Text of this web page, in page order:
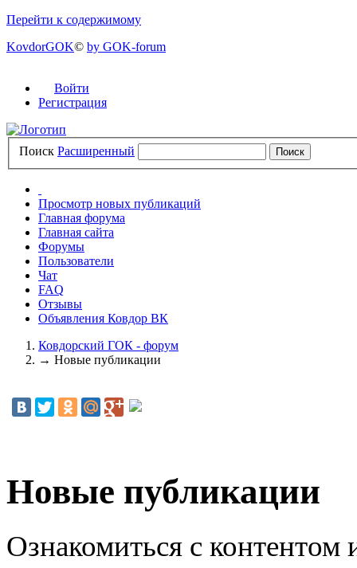
Перейти к содержимому
KovdorGOK© by GOK-forum
Войти
Регистрация
Поиск Расширенный
Просмотр новых публикаций
Главная форума
Главная сайта
Форумы
Пользователи
Чат
FAQ
Отзывы
Объявления Ковдор ВК
Ковдорский ГОК - форум
→ Новые публикации
Новые публикации
Ознакомиться с контентом